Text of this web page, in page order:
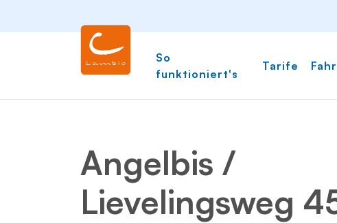
So
funktioniert's
Tarife
Angelbis /
Lievelingsweg